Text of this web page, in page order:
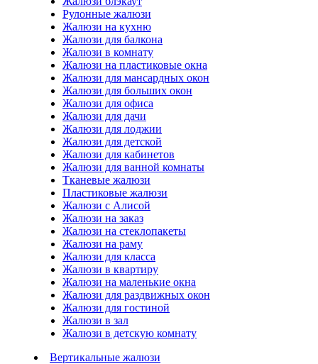
Рулонные жалюзи
Жалюзи на кухню
Жалюзи для балкона
Жалюзи в комнату
Жалюзи на пластиковые окна
Жалюзи для мансардных окон
Жалюзи для больших окон
Жалюзи для офиса
Жалюзи для дачи
Жалюзи для лоджии
Жалюзи для детской
Жалюзи для кабинетов
Жалюзи для ванной комнаты
Тканевые жалюзи
Пластиковые жалюзи
Жалюзи с Алисой
Жалюзи на заказ
Жалюзи на стеклопакеты
Жалюзи на раму
Жалюзи для класса
Жалюзи в квартиру
Жалюзи на маленькие окна
Жалюзи для раздвижных окон
Жалюзи для гостиной
Жалюзи в зал
Жалюзи в детскую комнату
Вертикальные жалюзи